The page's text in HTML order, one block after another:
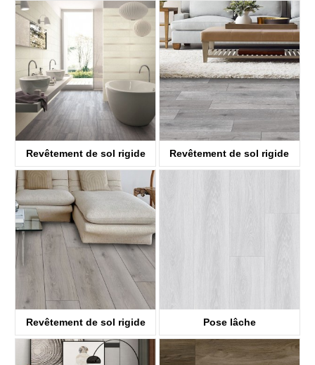
ABA SPC
KTV8033
ABA SPC
KTV8034
Revêtement de sol rigide
ABA SPC
KTV8035
Revêtement de sol rigide
Revêtement de sol rigide
ABA SPC
Pose lâche
KTV8017